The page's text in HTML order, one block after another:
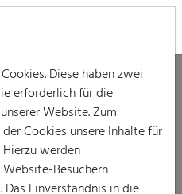
Diese haben zwei
erforderlich für die
Website. Zum
Cookies unsere Inhalte für
werden
Besuchern
Einverständnis in die